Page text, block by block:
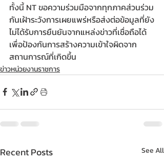
ทั้งนี้ NT ขอความร่วมมือจากทุกภาคส่วนร่วม
กันเฝ้าระวังการเผยแพร่หรือส่งต่อข้อมูลที่ยัง
ไม่ได้รับการยืนยันจากแหล่งข่าวที่เชื่อถือได้
เพื่อป้องกันการสร้างความเข้าใจผิดจาก
สถานการณ์ที่เกิดขึ้น
ข่าวหน่วยงานราชการ
Recent Posts See All